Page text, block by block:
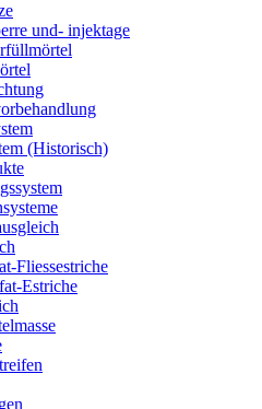
und- injektage
(Historisch)
Fliessestriche
Estriche